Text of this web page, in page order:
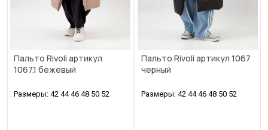
Пальто Rivoli артикул
1067.1 бежевый
Размеры: 42 44 46 48 50 52
Пальто Rivoli артикул 1067
черный
Размеры: 42 44 46 48 50 52